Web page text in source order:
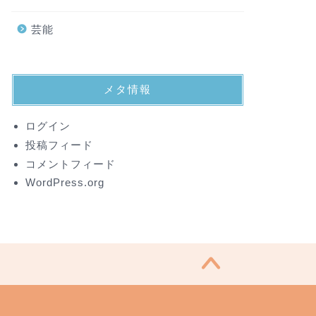
芸能
メタ情報
ログイン
投稿フィード
コメントフィード
WordPress.org